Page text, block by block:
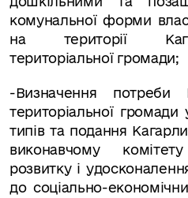
комунальної форми
на території
територіальної громади;
-Визначення потреби
територіальної громади
типів та по­дання
виконавчому
розвитку і
до соціально-